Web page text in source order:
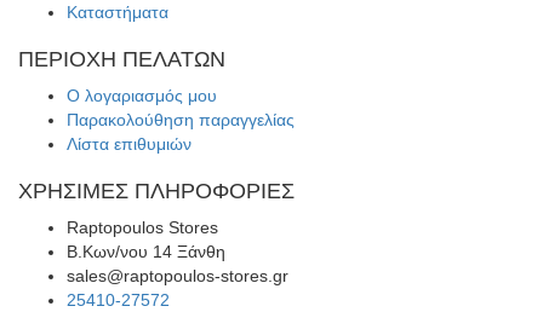
Καταστήματα
ΠΕΡΙΟΧΗ ΠΕΛΑΤΩΝ
Ο λογαριασμός μου
Παρακολούθηση παραγγελίας
Λίστα επιθυμιών
ΧΡΗΣΙΜΕΣ ΠΛΗΡΟΦΟΡΙΕΣ
Raptopoulos Stores
Β.Κων/νου 14 Ξάνθη
sales@raptopoulos-stores.gr
25410-27572